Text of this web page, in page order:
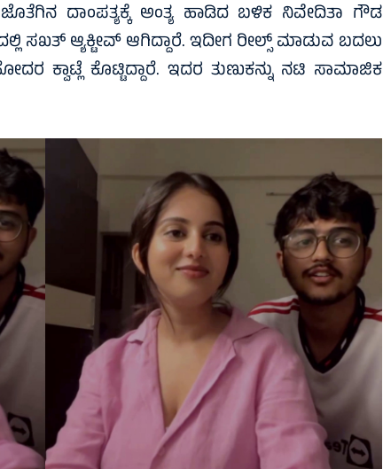
ದಾಂಪತ್ಯಕ್ಕೆ ಅಂತ್ಯ ಹಾಡಿದ ಬಳಿಕ ನಿವೇದಿತಾ ಗೌಡ
ಸಖತ್ ಆ್ಯಕ್ಟೀವ್ ಆಗಿದ್ದಾರೆ. ಇದೀಗ ರೀಲ್ಸ್ ಮಾಡುವ ಬದಲು
ಕ್ವಾಟ್ಲೆ ಕೊಟ್ಟಿದ್ದಾರೆ. ಇದರ ತುಣುಕನ್ನು ನಟಿ ಸಾಮಾಜಿಕ